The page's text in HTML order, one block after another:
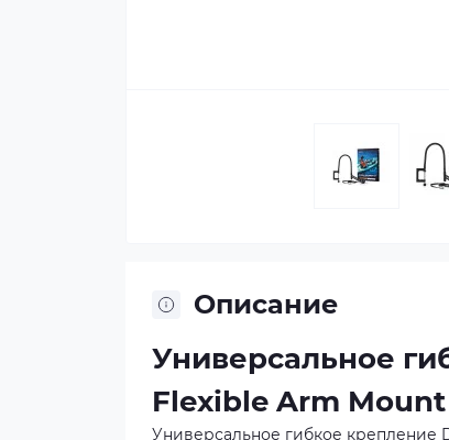
Описание
Универсальное
Flexible Arm
Универсальное гибкое крепление